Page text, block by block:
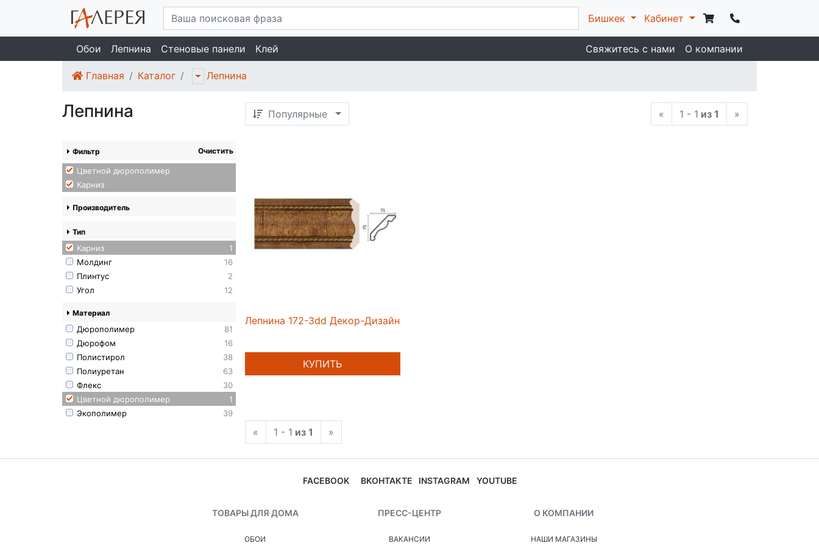
Бишкек Кабинет
Обои Лепнина Стеновые панели Клей Свяжитесь с нами О компании
Главная Каталог Лепнина
Лепнина Популярные « 1 - 1 из 1 »
Фильтр Очистить
Цветной дюрополимер
Карниз
Производитель
Тип
Карниз
1
Молдинг
16
Плинтус
2
Угол
12
Материал
Дюрополимер
81
Дюрофом
16
Полистирол
38
Полиуретан
63
Флекс
30
Цветной дюрополимер
1
Экополимер
39
Лепнина 172-3dd Декор-Дизайн
КУПИТЬ
« 1 - 1 из 1 »
FACEBOOK ВКОНТАКТЕ INSTAGRAM YOUTUBE
ТОВАРЫ ДЛЯ ДОМА
ОБОИ
ПРЕСС-ЦЕНТР
ВАКАНСИИ
О КОМПАНИИ
НАШИ МАГАЗИНЫ